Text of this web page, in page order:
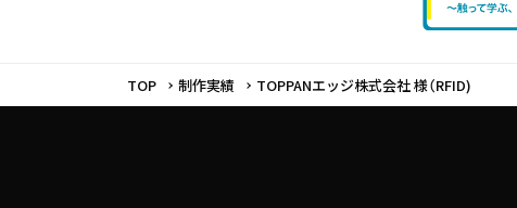
TOP 制作実績 TOPPANエッジ株式会社 様（RFID)